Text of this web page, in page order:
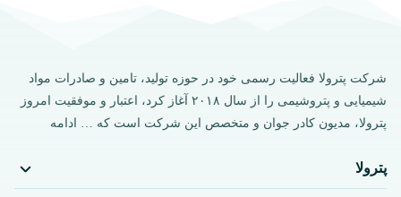
شرکت پترولا فعالیت رسمی خود در حوزه تولید، تامین و صادرات مواد
شیمیایی و پتروشیمی را از سال ۲۰۱۸ آغاز کرد، اعتبار و موفقیت امروز
پترولا، مدیون کادر جوان و متخصص این شرکت است که … ادامه
پترولا